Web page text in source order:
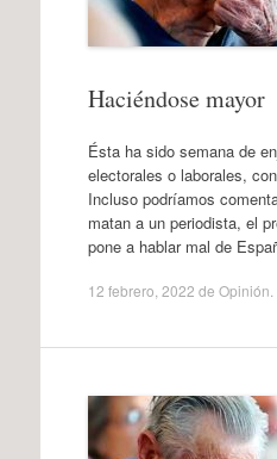
Haciéndose mayor
Ésta ha sido semana de
electorales o laborales,
Incluso podríamos
matan a un periodista, el
pone a hablar mal de
12 febrero, 2022 de Opinión